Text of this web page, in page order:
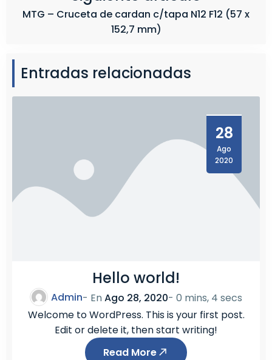
MTG – Cruceta de cardan c/tapa N12 F12 (57 x
152,7 mm)
Entradas relacionadas
28
Ago
2020
Hello world!
Admin- EnAgo 28, 2020- 0 mins, 4 secs
Welcome to WordPress. This is your first post.
Edit or delete it, then start writing!
Read More